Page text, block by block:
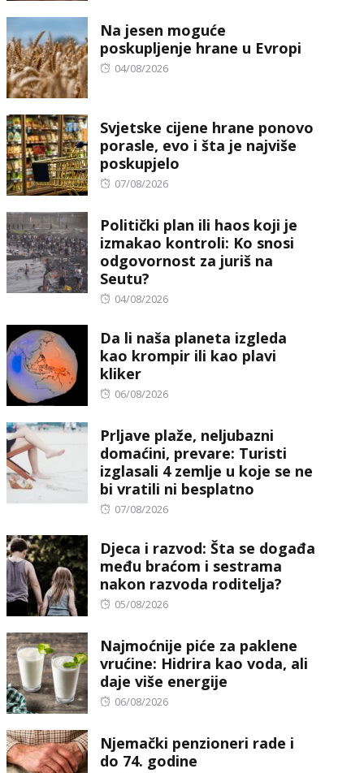
Na jesen moguće
poskupljenje hrane u Evropi
Posted
04/08/2026
Svjetske cijene hrane ponovo
porasle, evo i šta je najviše
poskupjelo
Posted
07/08/2026
Politički plan ili haos koji je
izmakao kontroli: Ko snosi
odgovornost za juriš na
Seutu?
Posted
04/08/2026
Da li naša planeta izgleda
kao krompir ili kao plavi
kliker
Posted
06/08/2026
Prljave plaže, neljubazni
domaćini, prevare: Turisti
izglasali 4 zemlje u koje se ne
bi vratili ni besplatno
Posted
07/08/2026
Djeca i razvod: Šta se događa
među braćom i sestrama
nakon razvoda roditelja?
Posted
05/08/2026
Najmoćnije piće za paklene
vrućine: Hidrira kao voda, ali
daje više energije
Posted
06/08/2026
Njemački penzioneri rade i
do 74. godine